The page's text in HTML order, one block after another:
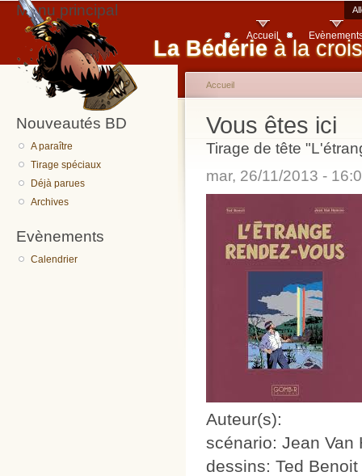
La Bédérie à la
Menu principal
Accueil
Nouveautés BD
A paraître
Tirage spéciaux
Déjà parues
Archives
Evènements
Calendrier
Vous êtes ici
Accueil
Tirage de tête
mar, 26/11/2013 -
Auteur(s):
scénario: Jean Van
dessins: Ted Benoit